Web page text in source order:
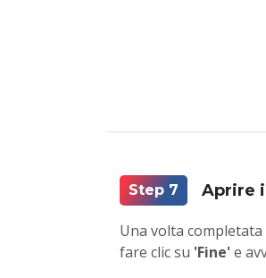
Step 7 Aprire
Una volta
fare clic su 'Fine'e